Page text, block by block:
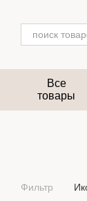
Все
товары
Фильтр